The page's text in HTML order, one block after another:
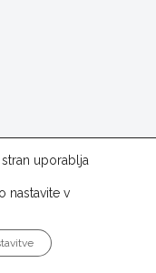
uporablja
nastavite v